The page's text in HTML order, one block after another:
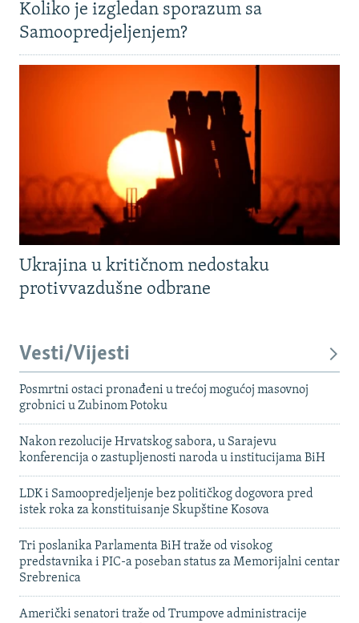
Koliko je izgledan sporazum sa
Samoopredjeljenjem?
Ukrajina u kritičnom nedostaku
protivvazdušne odbrane
Vesti/Vijesti
Posmrtni ostaci pronađeni u trećoj mogućoj masovnoj
grobnici u Zubinom Potoku
Nakon rezolucije Hrvatskog sabora, u Sarajevu
konferencija o zastupljenosti naroda u institucijama BiH
LDK i Samoopredjeljenje bez političkog dogovora pred
istek roka za konstituisanje Skupštine Kosova
Tri poslanika Parlamenta BiH traže od visokog
predstavnika i PIC-a poseban status za Memorijalni centar
Srebrenica
Američki senatori traže od Trumpove administracije